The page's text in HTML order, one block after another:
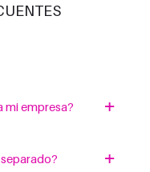
mi empresa?